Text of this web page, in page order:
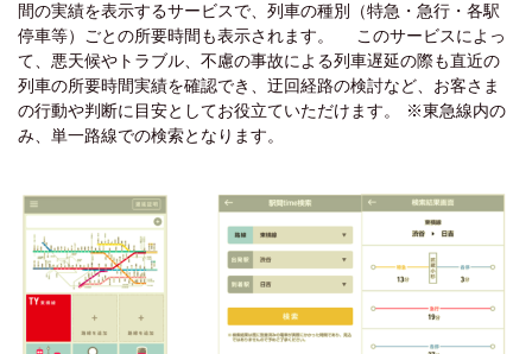
間の実績を表示するサービスで、列車の種別（特急・急行・各駅
停車等）ごとの所要時間も表示されます。 このサービスによっ
て、悪天候やトラブル、不慮の事故による列車遅延の際も直近の
列車の所要時間実績を確認でき、迂回経路の検討など、お客さま
の行動や判断に目安としてお役立ていただけます。 ※東急線内の
み、単一路線での検索となります。